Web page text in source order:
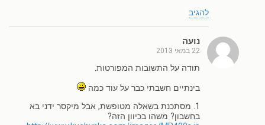
להגיב
נועה
22 במאי 2013
תודה על התשובות המפורטות.
בינתיים חשבתי כבר על עוד כמה
1. מסתכנת בשאלה מטופשת, אבל מיקסר ידני בא
בחשבון? משהו בכיוון הזה?